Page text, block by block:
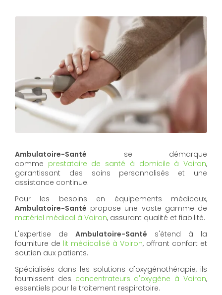
Ambulatoire-Santé se démarque
comme prestataire de santé à domicile à Voiron,
garantissant des soins personnalisés et une
assistance continue.
Pour les besoins en équipements médicaux,
Ambulatoire-Santé propose une vaste gamme de
matériel médical à Voiron, assurant qualité et fiabilité.
L'expertise de Ambulatoire-Santé s'étend à la
fourniture de lit médicalisé à Voiron, offrant confort et
soutien aux patients.
Spécialisés dans les solutions d'oxygénothérapie, ils
fournissent des concentrateurs d'oxygène à Voiron,
essentiels pour le traitement respiratoire.